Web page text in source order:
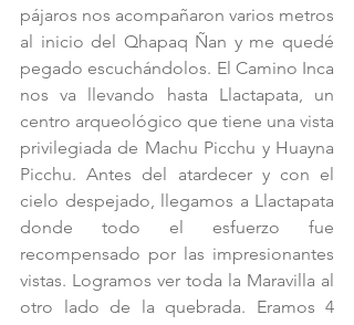
pájaros nos acompañaron varios metros
al inicio del Qhapaq Ñan y me quedé
pegado escuchándolos. El Camino Inca
nos va llevando hasta Llactapata, un
centro arqueológico que tiene una vista
privilegiada de Machu Picchu y Huayna
Picchu. Antes del atardecer y con el
cielo despejado, llegamos a Llactapata
donde todo el esfuerzo fue
recompensado por las impresionantes
vistas. Logramos ver toda la Maravilla al
otro lado de la quebrada. Eramos 4